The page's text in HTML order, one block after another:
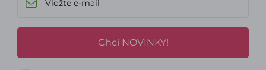
Chci NOVINKY!